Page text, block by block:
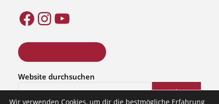
Website durchsuchen
Suchen
Wir verwenden Cookies, um dir die bestmögliche Erfahrung